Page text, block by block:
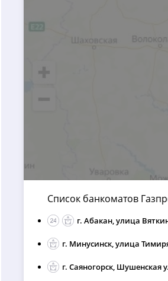
Список банкоматов
г. Абакан, улица
г. Минусинск, улица
г. Саяногорск, Шушенская